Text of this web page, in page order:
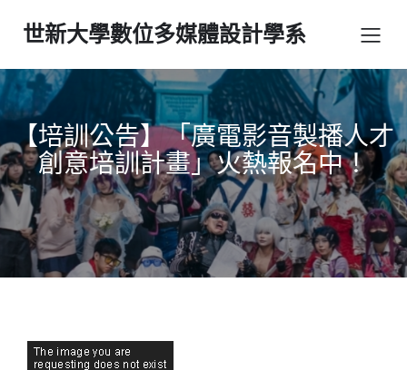
世新大學數位多媒體設計學系
【培訓公告】「廣電影音製播人才
創意培訓計畫」火熱報名中！